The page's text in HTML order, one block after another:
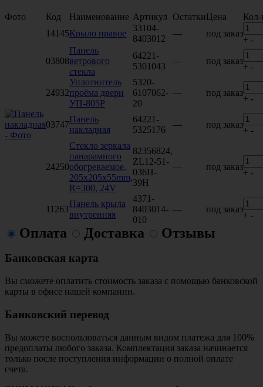
Фото Код Наименование Артикул ОстаткиЦена
Кол-
14145Крыло правое
33104-
8403012
— под заказ
+ -
03808
Панель
ветрового
стекла
64221-
5301043
— под заказ
+ -
24932
Уплотнитель
проёма двери
УП-805Р
5320-
6107062-
20
— под заказ
+ -
03747
Панель
накладная
64221-
5325176
— под заказ
+ -
24250
Стекло зеркала
панарамного
обогреваемое,
205x205x55mm,
R=300, 24V
82356824,
ZL12-51-
036H-
39H
— под заказ
+ -
11263
Панель крыла
внутренняя
4371-
8403014-
010
— под заказ
+ -
Оплата Доставка Отзывы
Банковская карта
Вы сможете оплатить стоимость заказа с помощью банковской
карты в офисе нашей компании.
Банковский перевод
Вы можете воспользоваться данным видом платежа для 100%
предоплаты любого заказа. Комплектация заказа начинается
только после поступления информации о полной оплате
счета.